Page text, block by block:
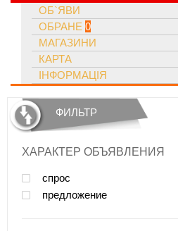
ОБ`ЯВИ
ОБРАНЕ 0
МАГАЗИНИ
КАРТА
ІНФОРМАЦІЯ
ФИЛЬТР
ХАРАКТЕР ОБЪЯВЛЕНИЯ
спрос
предложение